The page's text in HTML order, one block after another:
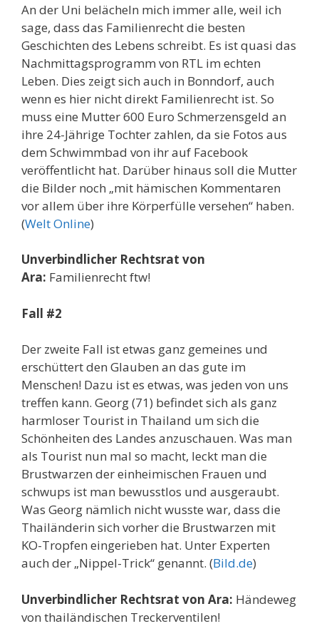
An der Uni belächeln mich immer alle, weil ich
sage, dass das Familienrecht die besten
Geschichten des Lebens schreibt. Es ist quasi das
Nachmittagsprogramm von RTL im echten
Leben. Dies zeigt sich auch in Bonndorf, auch
wenn es hier nicht direkt Familienrecht ist. So
muss eine Mutter 600 Euro Schmerzensgeld an
ihre 24-Jährige Tochter zahlen, da sie Fotos aus
dem Schwimmbad von ihr auf Facebook
veröffentlicht hat. Darüber hinaus soll die Mutter
die Bilder noch „mit hämischen Kommentaren
vor allem über ihre Körperfülle versehen“ haben.
(Welt Online)
Unverbindlicher Rechtsrat von
Ara: Familienrecht ftw!
Fall #2
Der zweite Fall ist etwas ganz gemeines und
erschüttert den Glauben an das gute im
Menschen! Dazu ist es etwas, was jeden von uns
treffen kann. Georg (71) befindet sich als ganz
harmloser Tourist in Thailand um sich die
Schönheiten des Landes anzuschauen. Was man
als Tourist nun mal so macht, leckt man die
Brustwarzen der einheimischen Frauen und
schwups ist man bewusstlos und ausgeraubt.
Was Georg nämlich nicht wusste war, dass die
Thailänderin sich vorher die Brustwarzen mit
KO-Tropfen eingerieben hat. Unter Experten
auch der „Nippel-Trick“ genannt. (Bild.de)
Unverbindlicher Rechtsrat von Ara: Händeweg
von thailändischen Treckerventilen!